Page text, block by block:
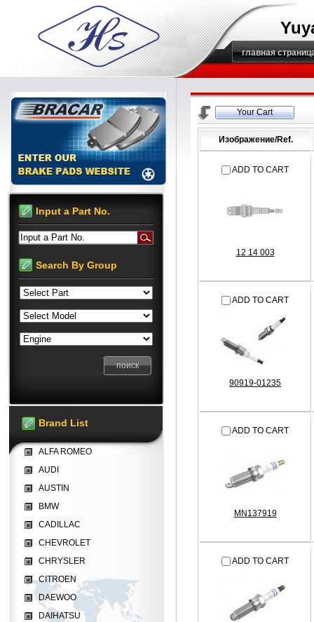
главная
Your Cart
Изображение/Ref.
ADD TO CART
12 14 003
ADD TO CART
90919-01235
ADD TO CART
MN137919
ADD TO CART
Input a Part No.
Input a Part No.
Search By Group
Brand List
ALFA ROMEO
AUDI
AUSTIN
BMW
CADILLAC
CHEVROLET
CHRYSLER
CITROEN
DAEWOO
DAIHATSU